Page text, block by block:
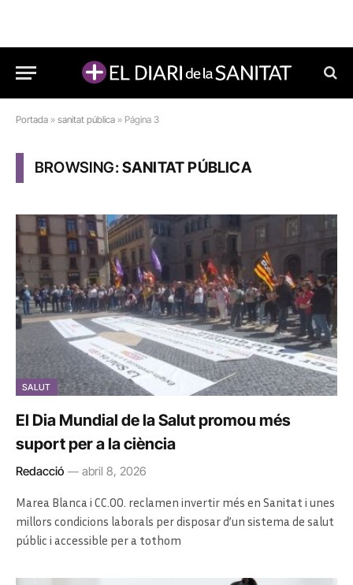
Portada » sanitat pública » Página 3
BROWSING:SANITAT PÚBLICA
SALUT
El Dia Mundial de la Salut promou més
suport per a la ciència
Redacció abril 8, 2026
Marea Blanca i CC.OO. reclamen invertir més en Sanitat i unes
millors condicions laborals per disposar d’un sistema de salut
públic i accessible per a tothom